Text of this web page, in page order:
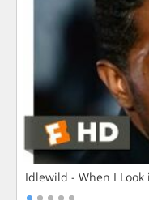
Idlewild - When I Look